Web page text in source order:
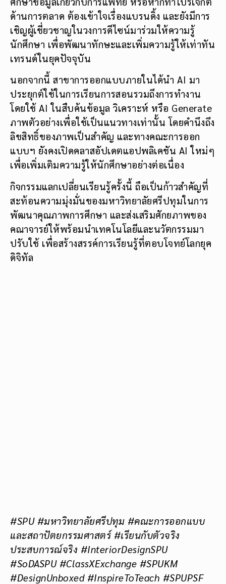
ศึกษาข้อมูลเกี่ยวกับการแพทย์ หรือหากทำโปรเจกต์
ด้านการตลาด ต้องเข้าใจเรื่องแบรนดิ้ง และยังมีการ
เชิญผู้เชี่ยวชาญในวงการดีไซน์มาร่วมให้ความรู้
นักศึกษา เพื่อพัฒนาทักษะและเพิ่มความรู้ให้เท่าทัน
เทรนด์ในยุคปัจจุบัน
นอกจากนี้ สาขาการออกแบบภายในได้นำ AI มา
ประยุกต์ใช้ในการเรียนการสอนรวมถึงการทำงาน
โดยใช้ AI ในสืบค้นข้อมูล วิเคราะห์ หรือ Generate
ภาพตัวอย่างเพื่อใช้เป็นแนวทางเท่านั้น โดยคำนึงถึง
ลิขสิทธิ์ของภาพเป็นสำคัญ และทางคณะการออก
แบบฯ ยังคงเปิดคลาสอัปเดตแอปพลิเคชัน AI ใหม่ๆ
เพื่อเพิ่มเติมความรู้ให้นักศึกษาอย่างต่อเนื่อง
กิจกรรมแลกเปลี่ยนเรียนรู้ครั้งนี้ ถือเป็นก้าวสำคัญที่
สะท้อนความมุ่งมั่นของมหาวิทยาลัยศรีปทุมในการ
พัฒนาคุณภาพการศึกษา และส่งเสริมศักยภาพของ
คณาจารย์ให้พร้อมนำเทคโนโลยีและนวัตกรรมมา
ปรับใช้ เพื่อสร้างสรรค์การเรียนรู้ที่ตอบโจทย์โลกยุค
ดิจิทัล
#SPU #มหาวิทยาลัยศรีปทุม #คณะการออกแบบ
และสถาปัตยกรรมศาสตร์ #เรียนกับตัวจริง
ประสบการณ์จริง #InteriorDesignSPU
#SoDASPU #ClassXExchange #SPUKM